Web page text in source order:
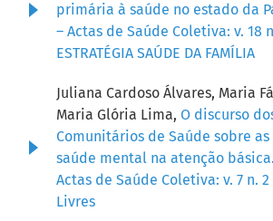
primária à saúde no estado da
– Actas de Saúde Coletiva: v. 18
ESTRATÉGIA SAÚDE DA FAMÍLIA
Juliana Cardoso Álvares, Maria
Maria Glória Lima, O discurso
Comunitários de Saúde sobre
saúde mental na atenção básica.
Actas de Saúde Coletiva: v. 7 n. 2
Livres